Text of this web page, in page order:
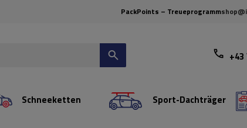
PackPoints – Treueprogramm
+43
Schneeketten Sport-Dachträger